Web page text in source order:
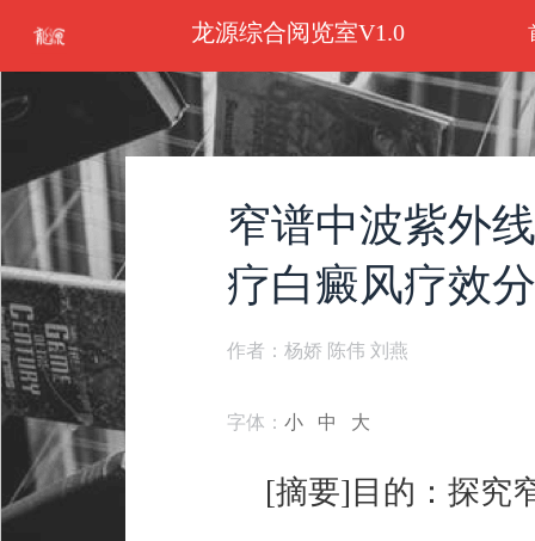
龙源综合阅览室V1.0
窄谱中波紫外
疗白癜风疗效
作者：杨娇 陈伟 刘燕
字体：小 中 大
[摘要]目的：探究